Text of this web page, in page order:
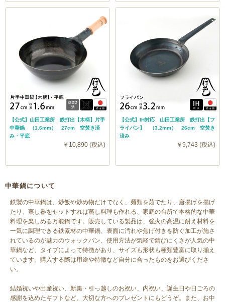
【公式】山田工業所 鉄打出【木柄】片手
中華鍋 （1.6mm） 27cm 空焚き済
み・平底
￥10,890 (税込)
【公式】IH対応 山田工業所 鉄打出【フ
ライパン】 （3.2mm） 26cm 空焚き
済み
￥9,743 (税込)
中華鍋について
鉄製の中華鍋は、炒飯や炒め物だけでなく、麺類を茹でたり、唐揚げを揚げ
たり、蒸し器をセットすれば蒸し料理も作れる、家庭の台所で本格的な中華
料理を楽しめる万能鍋です。販売している製品は、強火の高温に耐え材料を
一気に調理できる鉄素材の中華鍋、表面に汚れや焦げ付きを防ぐ加工が施さ
れているのが魅力のウォックパン、使用方法が気軽で錆びにくさが人気の中
華鍋など、タイプによって特徴があり、サイズも形状も種類豊富に取り揃え
ています。購入する際は用途や特徴など自分に合ったものをお選びくださ
い。
結婚祝いや出産祝い、新築・引っ越しのお祝い、内祝い、誕生日や日ごろの
感謝を込めたギフトなど、大切な方へのプレゼントにもどうぞ。また、お中